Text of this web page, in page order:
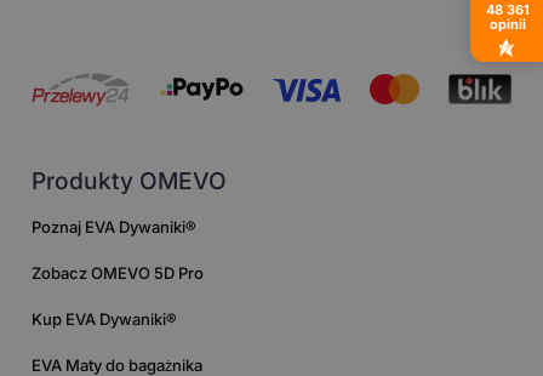
Produkty OMEVO
Poznaj EVA Dywaniki®
Zobacz OMEVO 5D Pro
Kup EVA Dywaniki®
EVA Maty do bagażnika
48 361
opinii